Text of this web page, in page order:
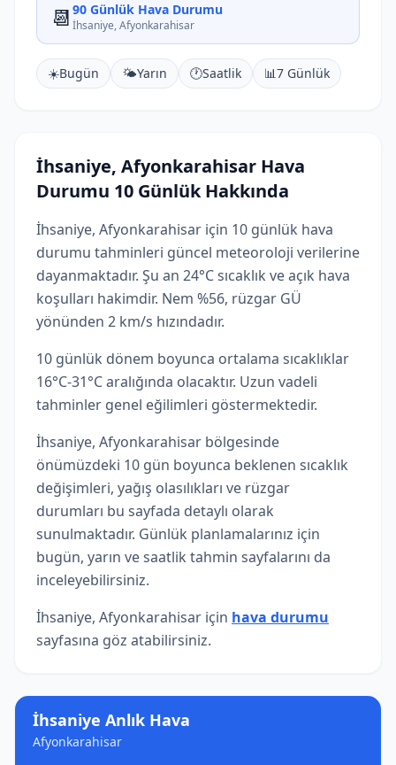
İhsaniye Anlık Hava
Afyonkarahisar
📆 90 Günlük Hava Durumu
İhsaniye, Afyonkarahisar
☀️Bugün 🌤️Yarın 🕐Saatlik 📊7 Günlük
İhsaniye, Afyonkarahisar Hava
Durumu 10 Günlük Hakkında
İhsaniye, Afyonkarahisar için 10 günlük hava
durumu tahminleri güncel meteoroloji verilerine
dayanmaktadır. Şu an 24°C sıcaklık ve açık hava
koşulları hakimdir. Nem %56, rüzgar GÜ
yönünden 2 km/s hızındadır.
10 günlük dönem boyunca ortalama sıcaklıklar
16°C-31°C aralığında olacaktır. Uzun vadeli
tahminler genel eğilimleri göstermektedir.
İhsaniye, Afyonkarahisar bölgesinde
önümüzdeki 10 gün boyunca beklenen sıcaklık
değişimleri, yağış olasılıkları ve rüzgar
durumları bu sayfada detaylı olarak
sunulmaktadır. Günlük planlamalarınız için
bugün, yarın ve saatlik tahmin sayfalarını da
inceleyebilirsiniz.
İhsaniye, Afyonkarahisar için hava durumu
sayfasına göz atabilirsiniz.